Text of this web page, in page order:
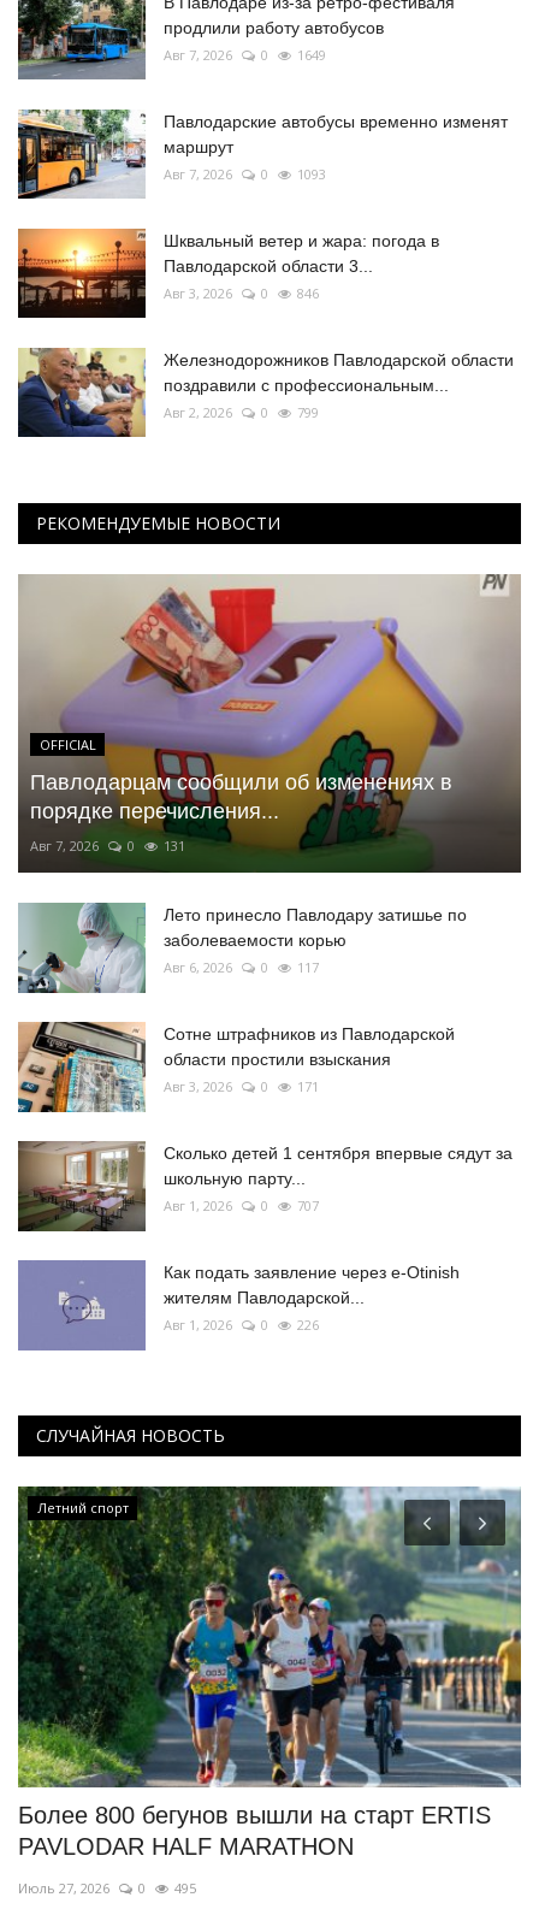
продлили работу автобусов
Авг 7, 2026 0 1649
Павлодарские автобусы временно изменят
маршрут
Авг 7, 2026 0 1093
Шквальный ветер и жара: погода в
Павлодарской области 3...
Авг 3, 2026 0 846
Железнодорожников Павлодарской области
поздравили с профессиональным...
Авг 2, 2026 0 799
РЕКОМЕНДУЕМЫЕ НОВОСТИ
OFFICIAL
Павлодарцам сообщили об изменениях в
порядке перечисления...
Авг 7, 2026 0 131
Лето принесло Павлодару затишье по
заболеваемости корью
Авг 6, 2026 0 117
Сотне штрафников из Павлодарской
области простили взыскания
Авг 3, 2026 0 171
Сколько детей 1 сентября впервые сядут за
школьную парту...
Авг 1, 2026 0 707
Как подать заявление через e-Otinish
жителям Павлодарской...
Авг 1, 2026 0 226
СЛУЧАЙНАЯ НОВОСТЬ
Летний спорт
Более 800 бегунов вышли на старт ERTIS
PAVLODAR HALF MARATHON
Июль 27, 2026 0 495